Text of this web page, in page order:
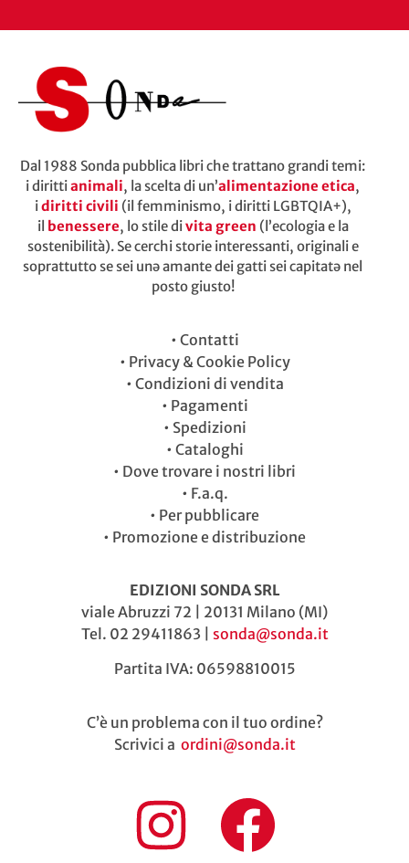
Dal 1988 Sonda pubblica libri che trattano grandi temi:
i dirittianimali, la scelta di un’alimentazione etica,
idiritti civili (il femminismo, i diritti LGBTQIA+),
il benessere, lo stile divita green (l’ecologia e la
sostenibilità). Se cerchi storie interessanti, originali e
soprattutto se sei unə amante dei gatti sei capitatə nel
posto giusto!
• Contatti
• Privacy & Cookie Policy
• Condizioni di vendita
• Pagamenti
• Spedizioni
• Cataloghi
• Dove trovare i nostri libri
• F.a.q.
• Per pubblicare
• Promozione e distribuzione
EDIZIONI SONDA SRL
viale Abruzzi 72 | 20131 Milano (MI)
Tel. 02 29411863 | sonda@sonda.it
Partita IVA: 06598810015
C’è un problema con il tuo ordine?
Scrivici a ordini@sonda.it